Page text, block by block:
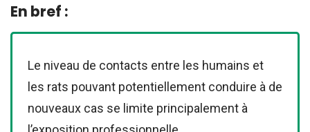
En bref :
Le niveau de contacts entre les humains et
les rats pouvant potentiellement conduire à de
nouveaux cas se limite principalement à